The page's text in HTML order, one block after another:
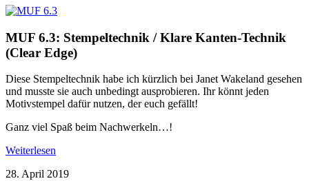
MUF 6.3: Stempeltechnik / Klare Kanten-Technik
(Clear Edge)
Diese Stempeltechnik habe ich kürzlich bei Janet Wakeland gesehen
und musste sie auch unbedingt ausprobieren. Ihr könnt jeden
Motivstempel dafür nutzen, der euch gefällt!
Ganz viel Spaß beim Nachwerkeln…!
Weiterlesen
28. April 2019